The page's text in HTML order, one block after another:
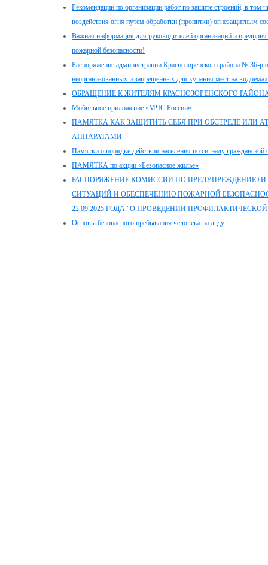
Рекомендации по организации работ по защите строений, в том
воздействия огня путем обработки (пропитки) огнезащитным
Важная информация для руководителей организаций и
пожарной безопасности!
Распоряжение администрации Краснозоренского района № 36-р
неорганизованных и запрещенных для купания мест на
ОБРАЩЕНИЕ К ЖИТЕЛЯМ КРАСНОЗОРЕНСКОГО
Мобильное приложение «МЧС России»
ПАМЯТКА КАК ЗАЩИТИТЬ СЕБЯ ПРИ ОБСТРЕЛЕ ИЛИ
АППАРАТАМИ
Памятки о порядке действия населения по сигналу
ПАМЯТКА по акции «Безопасное жилье»
РАСПОРЯЖЕНИЕ КОМИССИИ ПО ПРЕДУПРЕЖДЕНИЮ
СИТУАЦИЙ И ОБЕСПЕЧЕНИЮ ПОЖАРНОЙ
22.09.2025 ГОДА "О ПРОВЕДЕНИИ
Основы безопасного пребывания человека на льду